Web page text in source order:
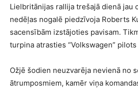
Lielbritānijas rallija trešajā dienā jau
nedēļas nogalē piedzīvoja Roberts
sacensībām izstājoties pavisam.
turpina atrasties “Volkswagen”
Ožjē šodien neuzvarēja nevienā no
ātrumposmiem, kamēr viņa